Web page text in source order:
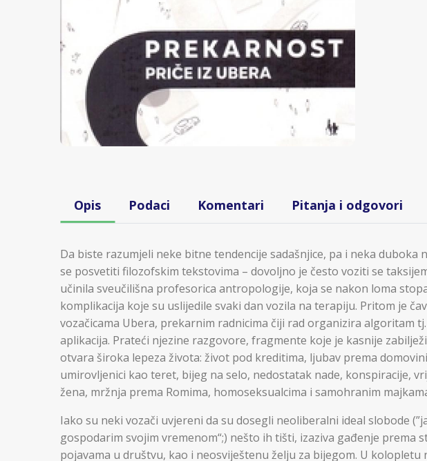
Opis Podaci Komentari Pitanja i odgovori
Da biste razumjeli neke bitne tendencije sadašnjice, pa i neka duboka
se posvetiti filozofskim tekstovima – dovoljno je često voziti se
učinila sveučilišna profesorica antropologije, koja se nakon loma
komplikacija koje su uslijedile svaki dan vozila na terapiju. Pritom je
vozačicama Ubera, prekarnim radnicima čiji rad organizira algoritam
aplikacija. Prateći njezine razgovore, fragmente koje je kasnije
otvara široka lepeza života: život pod kreditima, ljubav prema
umirovljenici kao teret, bijeg na selo, nedostatak nade, konspiracije,
žena, mržnja prema Romima, homoseksualcima i samohranim
Iako su neki vozači uvjereni da su dosegli neoliberalni ideal slobode
gospodarim svojim vremenom“;) nešto ih tišti, izaziva gađenje prema
pojavama u društvu, kao i neosviještenu želju za bijegom. U kolopletu